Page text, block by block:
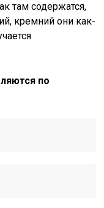
там содержатся,
кремний они как-
по